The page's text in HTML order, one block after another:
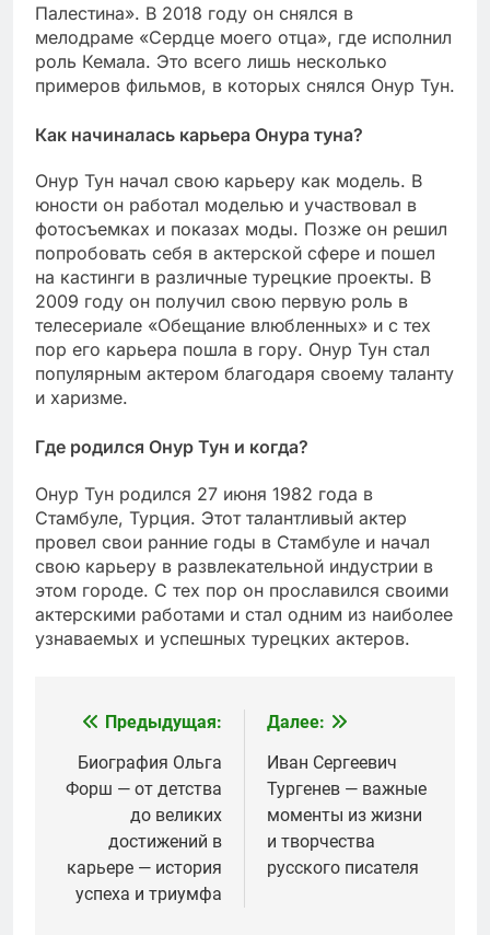
Палестина». В 2018 году он снялся в
мелодраме «Сердце моего отца», где исполнил
роль Кемала. Это всего лишь несколько
примеров фильмов, в которых снялся Онур Тун.
Как начиналась карьера Онура туна?
Онур Тун начал свою карьеру как модель. В
юности он работал моделью и участвовал в
фотосъемках и показах моды. Позже он решил
попробовать себя в актерской сфере и пошел
на кастинги в различные турецкие проекты. В
2009 году он получил свою первую роль в
телесериале «Обещание влюбленных» и с тех
пор его карьера пошла в гору. Онур Тун стал
популярным актером благодаря своему таланту
и харизме.
Где родился Онур Тун и когда?
Онур Тун родился 27 июня 1982 года в
Стамбуле, Турция. Этот талантливый актер
провел свои ранние годы в Стамбуле и начал
свою карьеру в развлекательной индустрии в
этом городе. С тех пор он прославился своими
актерскими работами и стал одним из наиболее
узнаваемых и успешных турецких актеров.
Навигация
по
записям
Предыдущая:
Биография Ольга
Форш — от детства
до великих
достижений в
карьере — история
успеха и триумфа
Далее:
Иван Сергеевич
Тургенев — важные
моменты из жизни
и творчества
русского писателя